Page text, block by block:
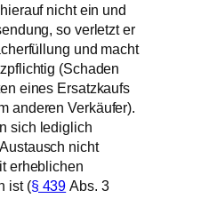
nicht ein und
so verletzt er
und macht
(Schaden
eines Ersatzkaufs
anderen Verkäufer).
sich lediglich
nicht
erheblichen
ist (§ 439 Abs. 3